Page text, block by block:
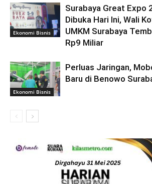
Ekonomi Bisnis
Surabaya Great Expo
Dibuka Hari Ini, Wali
UMKM Surabaya
Rp9 Miliar
Ekonomi Bisnis
Perluas Jaringan,
Baru di Benowo